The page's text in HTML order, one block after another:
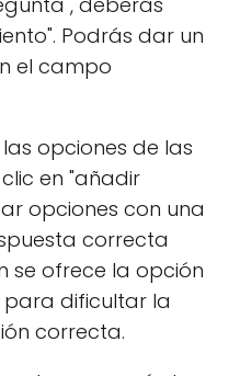
Podrás dar un
el campo
opciones de las
en "añadir
opciones con una
correcta
se ofrece la opción
dificultar la
correcta.